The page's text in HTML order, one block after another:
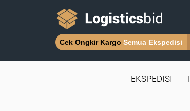
Cek Ongkir Kargo Semua Ekspedisi
EKSPEDISI